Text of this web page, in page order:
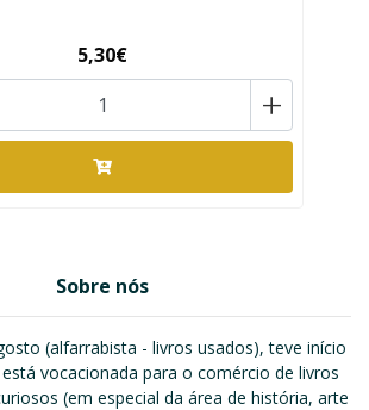
5,30€
+
Sobre nós
(alfarrabista - livros usados), teve início
vocacionada para o comércio de livros
(em especial da área de história, arte